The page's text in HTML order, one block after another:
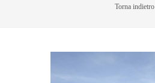
Torna indietro